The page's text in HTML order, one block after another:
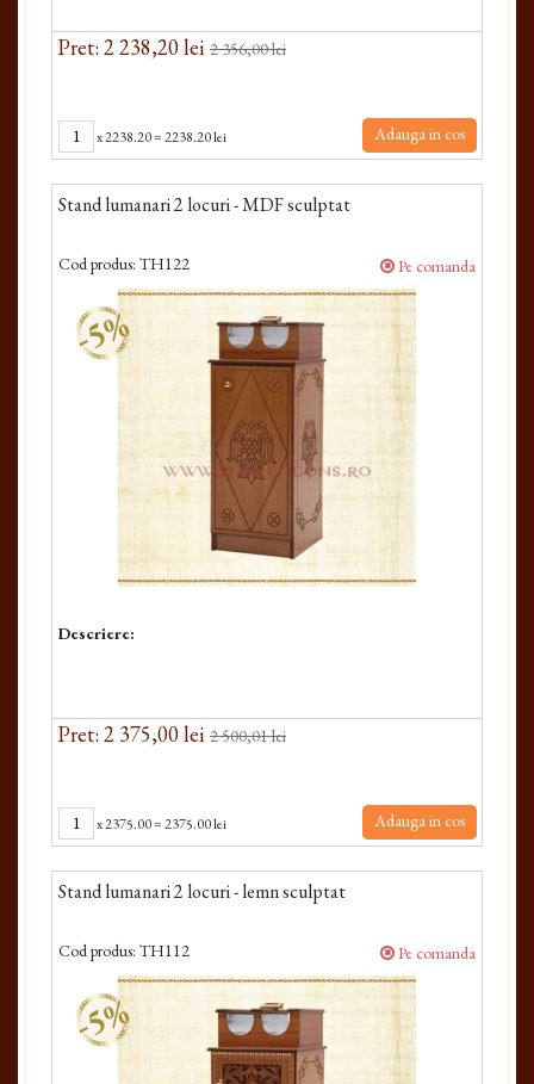
Pret: 2 238,20 lei 2 356,00 lei
x2238.20=2238.20 lei Adauga in cos
Stand lumanari 2 locuri - MDF sculptat
Cod produs: TH122 Pe comanda
-5%
Descriere:
Pret: 2 375,00 lei 2 500,01 lei
x2375.00=2375.00 lei Adauga in cos
Stand lumanari 2 locuri - lemn sculptat
Cod produs: TH112 Pe comanda
-5%